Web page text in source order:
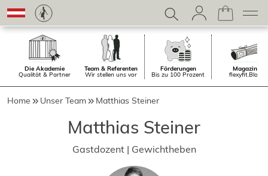
Die Akademie
Qualität & Partner
Team & Referenten
Wir stellen uns vor
Förderungen
Bis zu 100 Prozent
Magazin.
flexyfit.Blog
Home Unser Team Matthias Steiner
Matthias Steiner
Gastdozent | Gewichtheben